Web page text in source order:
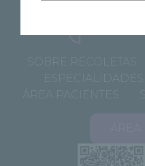
SOBRE RECOLETAS
ESPECIALIDADES
ÁREA PACIENTES